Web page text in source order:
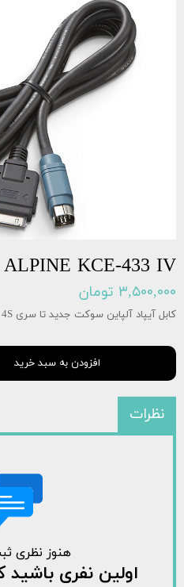
ALPINE KCE-433 IV
۳,۵۰۰,۰۰۰ تومان
کابل آیپاد آلپاین سوکت جدید تا سری 4S
افزودن به سبد خرید
نظرات
هنوز نظری
اولین نفری